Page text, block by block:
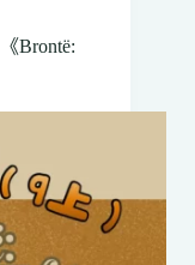
Brontë: